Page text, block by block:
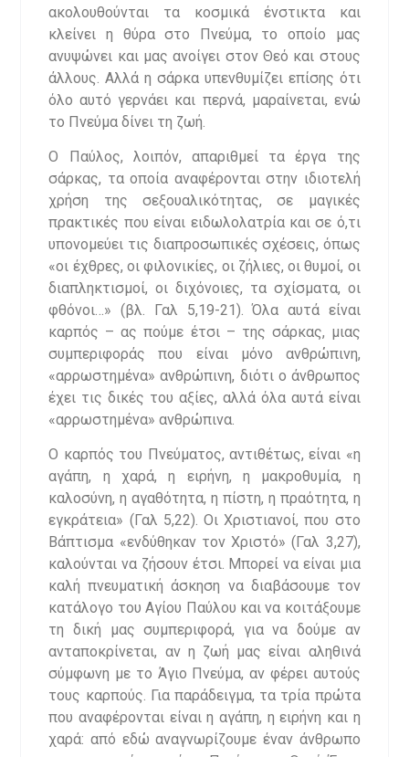
ακολουθούνται τα κοσμικά ένστικτα και
κλείνει η θύρα στο Πνεύμα, το οποίο μας
ανυψώνει και μας ανοίγει στον Θεό και στους
άλλους. Αλλά η σάρκα υπενθυμίζει επίσης ότι
όλο αυτό γερνάει και περνά, μαραίνεται, ενώ
το Πνεύμα δίνει τη ζωή.
Ο Παύλος, λοιπόν, απαριθμεί τα έργα της
σάρκας, τα οποία αναφέρονται στην ιδιοτελή
χρήση της σεξουαλικότητας, σε μαγικές
πρακτικές που είναι ειδωλολατρία και σε ό,τι
υπονομεύει τις διαπροσωπικές σχέσεις, όπως
«οι έχθρες, οι φιλονικίες, οι ζήλιες, οι θυμοί, οι
διαπληκτισμοί, οι διχόνοιες, τα σχίσματα, οι
φθόνοι…» (βλ. Γαλ 5,19-21). Όλα αυτά είναι
καρπός – ας πούμε έτσι – της σάρκας, μιας
συμπεριφοράς που είναι μόνο ανθρώπινη,
«αρρωστημένα» ανθρώπινη, διότι ο άνθρωπος
έχει τις δικές του αξίες, αλλά όλα αυτά είναι
«αρρωστημένα» ανθρώπινα.
Ο καρπός του Πνεύματος, αντιθέτως, είναι «η
αγάπη, η χαρά, η ειρήνη, η μακροθυμία, η
καλοσύνη, η αγαθότητα, η πίστη, η πραότητα, η
εγκράτεια» (Γαλ 5,22). Οι Χριστιανοί, που στο
Βάπτισμα «ενδύθηκαν τον Χριστό» (Γαλ 3,27),
καλούνται να ζήσουν έτσι. Μπορεί να είναι μια
καλή πνευματική άσκηση να διαβάσουμε τον
κατάλογο του Αγίου Παύλου και να κοιτάξουμε
τη δική μας συμπεριφορά, για να δούμε αν
ανταποκρίνεται, αν η ζωή μας είναι αληθινά
σύμφωνη με το Άγιο Πνεύμα, αν φέρει αυτούς
τους καρπούς. Για παράδειγμα, τα τρία πρώτα
που αναφέρονται είναι η αγάπη, η ειρήνη και η
χαρά: από εδώ αναγνωρίζουμε έναν άνθρωπο